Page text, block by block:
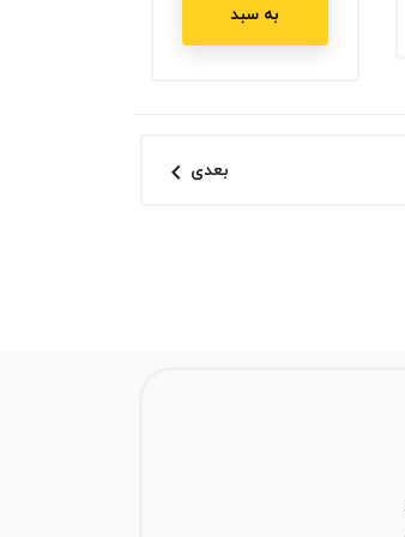
به سبد
بعدی 